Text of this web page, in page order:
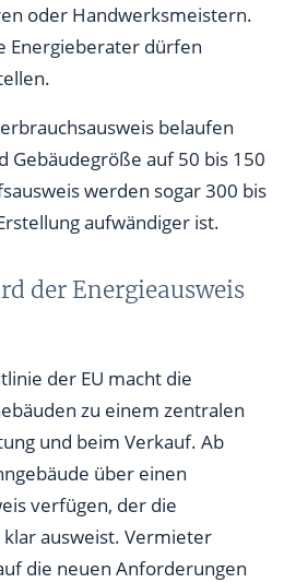
oder Handwerksmeistern.
Energieberater dürfen
belaufen
Gebäudegröße auf 50 bis 150
werden sogar 300 bis
aufwändiger ist.
der Energieausweis
der EU macht die
zu einem zentralen
und beim Verkauf. Ab
über einen
verfügen, der die
ausweist. Vermieter
die neuen Anforderungen